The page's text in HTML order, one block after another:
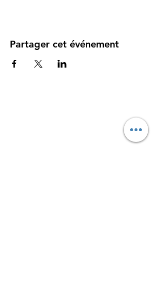
Partager cet événement